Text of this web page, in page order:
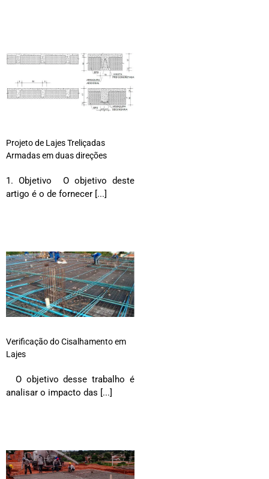
Projeto de Lajes Treliçadas
Armadas em duas direções
1. Objetivo O objetivo deste
artigo é o de fornecer [...]
Verificação do Cisalhamento em
Lajes
O objetivo desse trabalho é
analisar o impacto das [...]